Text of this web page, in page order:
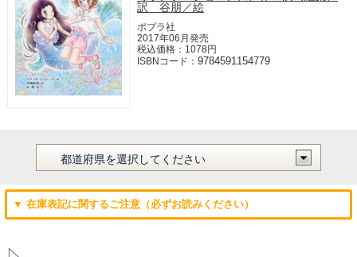
訳 谷朋／絵
ポプラ社
2017年06月発売
税込価格：1078円
ISBNコード：9784591154779
▼ 在庫表記に関するご注意（必ずお読みください）